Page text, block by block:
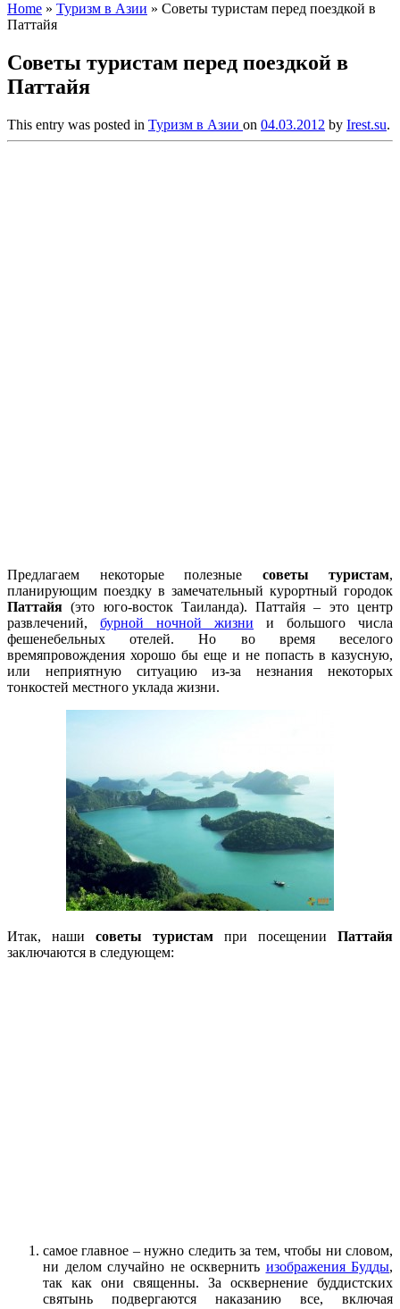
Home » Туризм в Азии » Советы туристам перед поездкой в
Паттайя
Советы туристам перед поездкой в
Паттайя
This entry was posted in Туризм в Азии on 04.03.2012 by Irest.su.
Предлагаем некоторые полезные советы туристам,
планирующим поездку в замечательный курортный городок
Паттайя (это юго-восток Таиланда). Паттайя – это центр
развлечений, бурной ночной жизни и большого числа
фешенебельных отелей. Но во время веселого
времяпровождения хорошо бы еще и не попасть в казусную,
или неприятную ситуацию из-за незнания некоторых
тонкостей местного уклада жизни.
Итак, наши советы туристам при посещении Паттайя
заключаются в следующем:
самое главное – нужно следить за тем, чтобы ни словом,
ни делом случайно не осквернить изображения Будды,
так как они священны. За осквернение буддистских
святынь подвергаются наказанию все, включая